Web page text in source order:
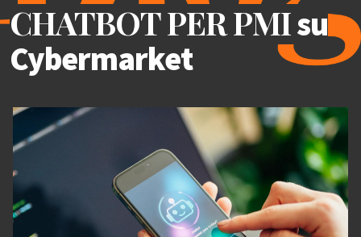
CHATBOT PER PMIsu
Cybermarket